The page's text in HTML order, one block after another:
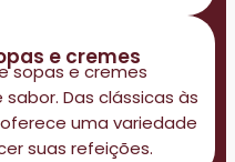
e cremes
sopas e cremes
Das clássicas às
uma variedade
suas refeições.